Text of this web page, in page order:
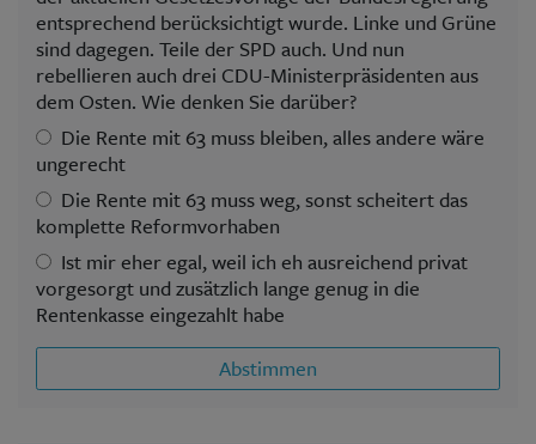
entsprechend berücksichtigt wurde. Linke und Grüne
sind dagegen. Teile der SPD auch. Und nun
rebellieren auch drei CDU-Ministerpräsidenten aus
dem Osten. Wie denken Sie darüber?
Die Rente mit 63 muss bleiben, alles andere wäre
ungerecht
Die Rente mit 63 muss weg, sonst scheitert das
komplette Reformvorhaben
Ist mir eher egal, weil ich eh ausreichend privat
vorgesorgt und zusätzlich lange genug in die
Rentenkasse eingezahlt habe
Abstimmen